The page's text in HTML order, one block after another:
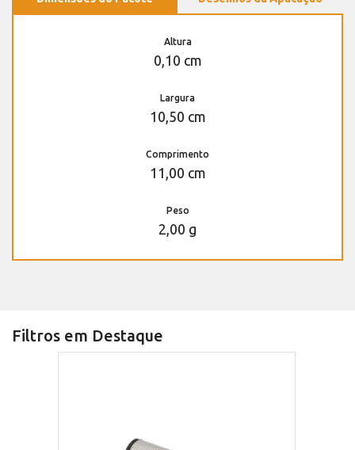
Altura
0,10 cm
Largura
10,50 cm
Comprimento
11,00 cm
Peso
2,00 g
Filtros em Destaque